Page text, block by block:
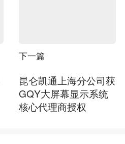
下一篇
昆仑凯通上海分公司获
GQY大屏幕显示系统
核心代理商授权